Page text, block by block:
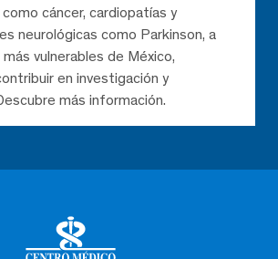
cáncer, cardiopatías y
neurológicas como Parkinson, a
vulnerables de México,
en investigación y
más información.